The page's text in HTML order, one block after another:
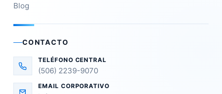
Blog
CONTACTO
TELÉFONO CENTRAL
(506) 2239-9070
EMAIL CORPORATIVO